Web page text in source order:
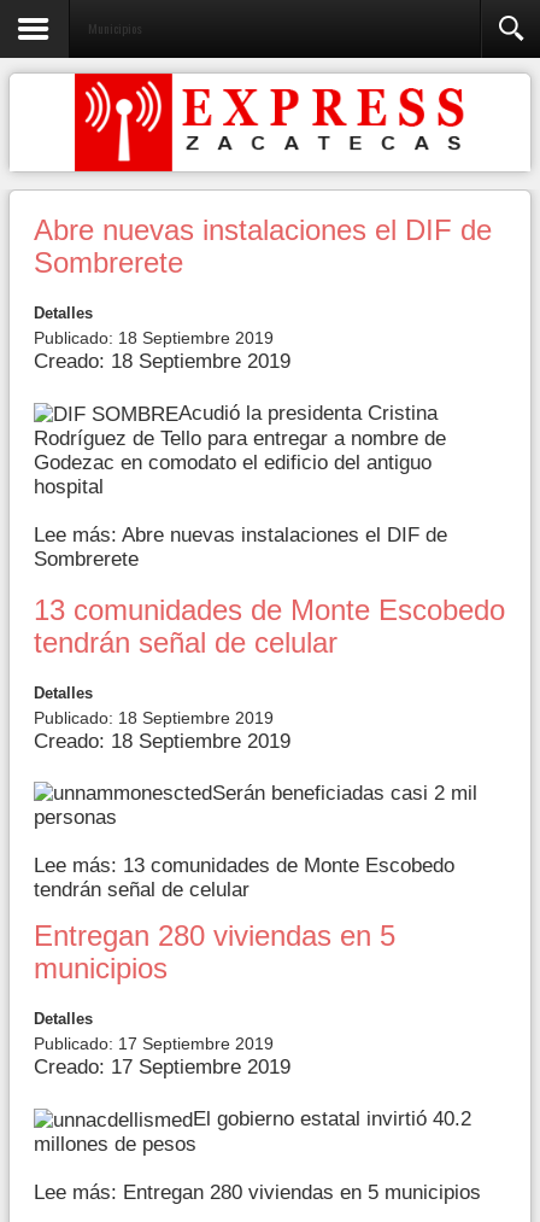
Municipios
Abre nuevas instalaciones el DIF de
Sombrerete
Detalles
Publicado: 18 Septiembre 2019
Creado: 18 Septiembre 2019
Acudió la presidenta Cristina
Rodríguez de Tello para entregar a nombre de
Godezac en comodato el edificio del antiguo
hospital
Lee más: Abre nuevas instalaciones el DIF de
Sombrerete
13 comunidades de Monte Escobedo
tendrán señal de celular
Detalles
Publicado: 18 Septiembre 2019
Creado: 18 Septiembre 2019
Serán beneficiadas casi 2 mil
personas
Lee más: 13 comunidades de Monte Escobedo
tendrán señal de celular
Entregan 280 viviendas en 5
municipios
Detalles
Publicado: 17 Septiembre 2019
Creado: 17 Septiembre 2019
El gobierno estatal invirtió 40.2
millones de pesos
Lee más: Entregan 280 viviendas en 5 municipios